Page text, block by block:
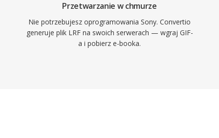
Przetwarzanie w chmurze
Nie potrzebujesz oprogramowania Sony. Convertio
generuje plik LRF na swoich serwerach — wgraj GIF-
a i pobierz e-booka.